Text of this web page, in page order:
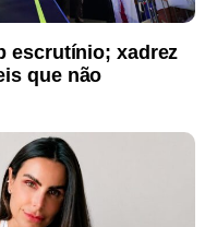
escrutínio; xadrez
que não